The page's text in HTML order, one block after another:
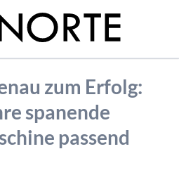
zum Erfolg:
spanende
passend